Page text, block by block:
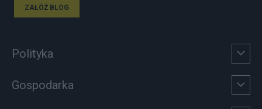
ZAŁÓŻ BLOG
Polityka
Gospodarka